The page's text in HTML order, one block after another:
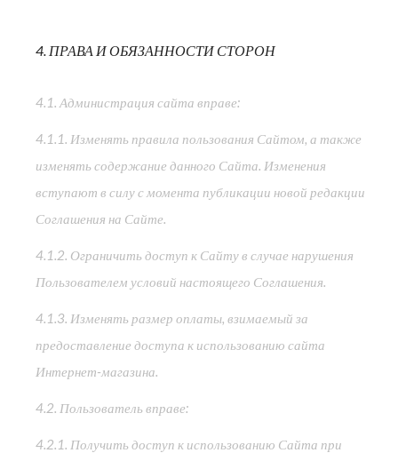
4. ПРАВА И ОБЯЗАННОСТИ СТОРОН
4.1. Администрация сайта вправе:
4.1.1. Изменять правила пользования Сайтом, а также
изменять содержание данного Сайта. Изменения
вступают в силу с момента публикации новой редакции
Соглашения на Сайте.
4.1.2. Ограничить доступ к Сайту в случае нарушения
Пользователем условий настоящего Соглашения.
4.1.3. Изменять размер оплаты, взимаемый за
предоставление доступа к использованию сайта
Интернет-магазина.
4.2. Пользователь вправе:
4.2.1. Получить доступ к использованию Сайта при